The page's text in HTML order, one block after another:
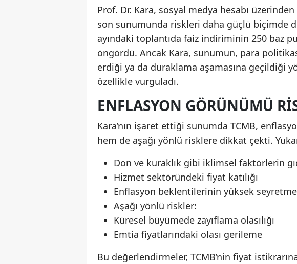
Prof. Dr. Kara, sosyal medya hesabı
son sunumunda riskleri daha güçlü biçimde
ayındaki toplantıda faiz indiriminin 250 baz
öngördü. Ancak Kara, sunumun, para
erdiği ya da duraklama aşamasına geçildiği
özellikle vurguladı.
ENFLASYON GÖRÜNÜMÜ
Kara’nın işaret ettiği sunumda TCMB,
hem de aşağı yönlü risklere dikkat çekti.
Don ve kuraklık gibi iklimsel faktörlerin
Hizmet sektöründeki fiyat katılığı
Enflasyon beklentilerinin yüksek
Aşağı yönlü riskler:
Küresel büyümede zayıflama olasılığı
Emtia fiyatlarındaki olası gerileme
Bu değerlendirmeler, TCMB’nin fiyat